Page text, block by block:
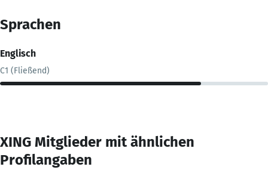
Sprachen
Englisch
C1 (Fließend)
XING Mitglieder mit ähnlichen
Profilangaben